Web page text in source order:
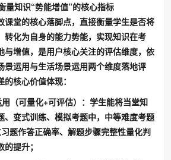
量知识“势能增值”的核心指标
课堂的核心落脚点，直接衡量学生是否将
转化为自身的能力势能，实现知识在考
与增值，是用户核心关注的评估维度，依
景运用与生活场景运用两个维度落地评
核心价值体现：
（可量化+可评估）：学生能将当堂知
、变式训练、模拟考题中，中等难度考题
题作答正确率、解题步骤完整性量化判
提升；